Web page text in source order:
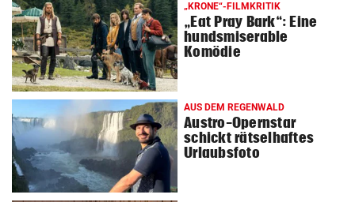
„KRONE“-FILMKRITIK
„Eat Pray Bark“: Eine
hundsmiserable
Komödie
AUS DEM REGENWALD
Austro-Opernstar
schickt rätselhaftes
Urlaubsfoto